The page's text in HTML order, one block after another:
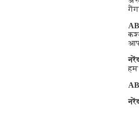
गैंग
हम